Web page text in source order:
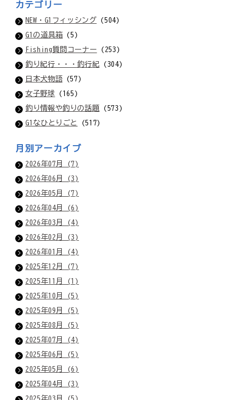
カテゴリー
NEW・G1フィッシング(504)
G1の道具箱(5)
Fishing質問コーナー (253)
釣り紀行・・・釣行紀 (304)
日本犬物語(57)
女子野球 (165)
釣り情報や釣りの話題 (573)
G1なひとりごと
(517)
月別アーカイブ
2026年07月 (7)
2026年06月 (3)
2026年05月 (7)
2026年04月 (6)
2026年03月 (4)
2026年02月 (3)
2026年01月 (4)
2025年12月 (7)
2025年11月 (1)
2025年10月 (5)
2025年09月 (5)
2025年08月 (5)
2025年07月 (4)
2025年06月 (5)
2025年05月 (6)
2025年04月 (3)
2025年03月 (5)